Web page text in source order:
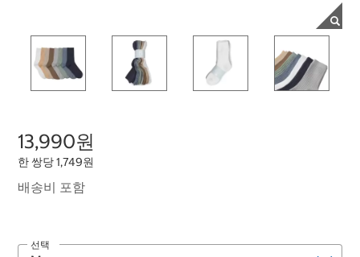
13,990원
한 쌍당 1,749원
배송비 포함
선택